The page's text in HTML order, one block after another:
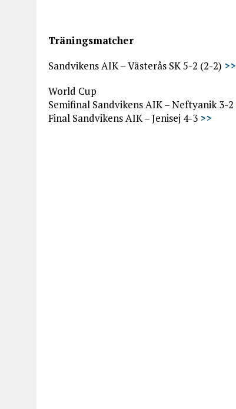
Träningsmatcher
Sandvikens AIK – Västerås SK 5-2 (2-2) >>
World Cup
Semifinal Sandvikens AIK – Neftyanik 3-2
Final Sandvikens AIK – Jenisej 4-3 >>